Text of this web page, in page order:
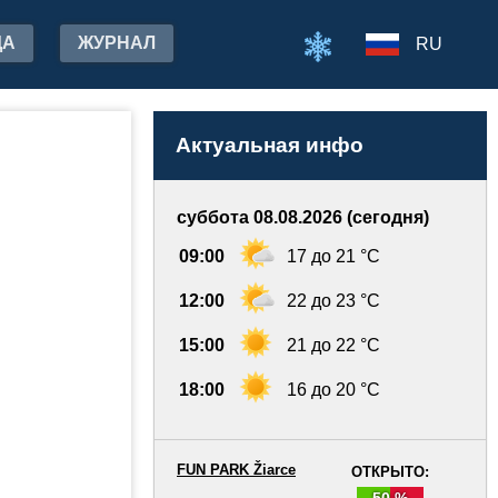
ЖУРНАЛ RU
Актуальная инфо
суббота 08.08.2026 (сегодня)
09:00 17 до 21 °C
12:00 22 до 23 °C
15:00 21 до 22 °C
18:00 16 до 20 °C
ОТКРЫТО:
FUN PARK Žiarce